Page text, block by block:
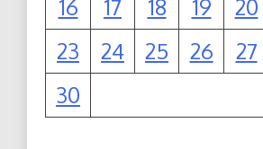
16
17 18 19 20
23
24 25 26 27
30